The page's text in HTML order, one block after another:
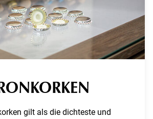
gilt als die dichteste und